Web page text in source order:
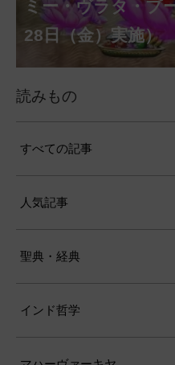
ヴァシャー・プー
日（水）実施）
ベーラ・マンスリ
年８月12日（水）
ミー・プージャー
（月）実施）
ミー・ヴラタ・プ
28日（金）実施）
ャトゥルティー・
月31日（月）実施）
ンティー・プージ
（金）実施）
トゥルティー・プ
14日（月）実施）
ー・ヴラタ・プー
日（土）実施）
マーヴァシャー・
月10日（土）実施）
パンチャミー、
施）
リー・ジャヤンテ
（金）実施）
アンナダーナ・プ
仕）
ポストコロナ福祉
読みもの
すべての記事
人気記事
聖典・経典
インド哲学